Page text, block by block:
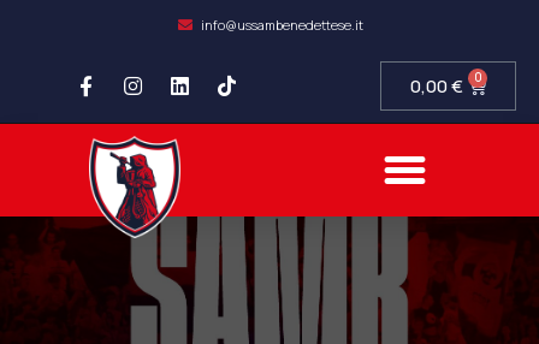
info@ussambenedettese.it
0,00€ 0